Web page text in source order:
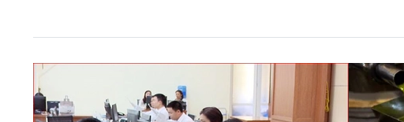
Thế giới
An ninh - Hình sự